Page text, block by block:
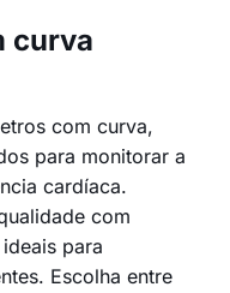
curva
com curva,
para monitorar a
cardíaca.
com
para
Escolha entre